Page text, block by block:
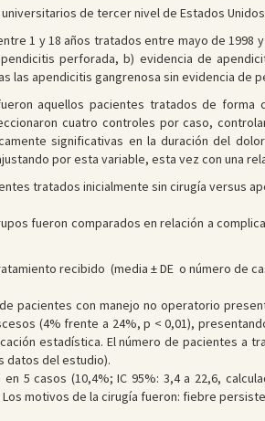
de tercer nivel de Estados
1 y 18 años tratados entre mayo de 1998
perforada, b) evidencia de
las apendicitis gangrenosa sin evidencia de
aquellos pacientes tratados de forma
cuatro controles por caso,
significativas en la duración del
por esta variable, esta vez con una
tratados inicialmente sin cirugía versus
fueron comparados en relación a
recibido (media ± DE o número de
pacientes con manejo no operatorio
(4% frente a 24%, p < 0,01),
estadística. El número de pacientes a
datos del estudio).
5 casos (10,4%; IC 95%: 3,4 a 22,6,
motivos de la cirugía fueron: fiebre